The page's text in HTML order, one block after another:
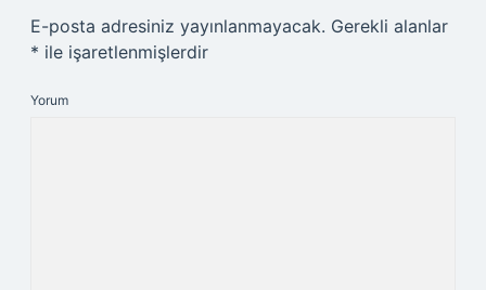
E-posta adresiniz yayınlanmayacak. Gerekli alanlar
* ile işaretlenmişlerdir
Yorum